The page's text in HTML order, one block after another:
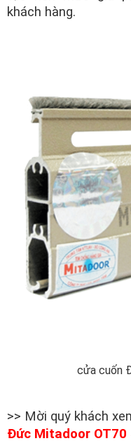
khách hàng.
cửa cuốn
>> Mời quý khách
Đức Mitadoor OT70